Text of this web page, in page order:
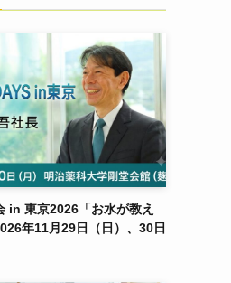
in 東京2026「お水が教え
年11月29日（日）、30日